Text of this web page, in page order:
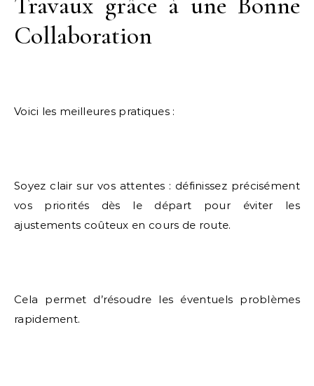
Collaboration
Voici les meilleures pratiques :
Soyez clair sur vos attentes : définissez précisément
vos priorités dès le départ pour éviter les
ajustements coûteux en cours de route.
Cela permet d’résoudre les éventuels problèmes
rapidement.